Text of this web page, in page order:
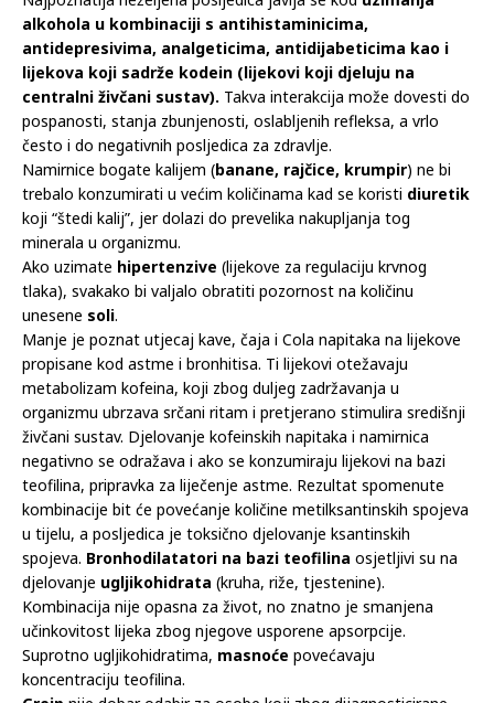
Najpoznatija neželjena posljedica javlja se kod uzimanja
alkohola u kombinaciji s antihistaminicima,
antidepresivima, analgeticima, antidijabeticima kao i
lijekova koji sadrže kodein (lijekovi koji djeluju na
centralni živčani sustav). Takva interakcija može dovesti do
pospanosti, stanja zbunjenosti, oslabljenih refleksa, a vrlo
često i do negativnih posljedica za zdravlje.
Namirnice bogate kalijem (banane, rajčice, krumpir) ne bi
trebalo konzumirati u većim količinama kad se koristi diuretik
koji “štedi kalij”, jer dolazi do prevelika nakupljanja tog
minerala u organizmu.
Ako uzimate hipertenzive (lijekove za regulaciju krvnog
tlaka), svakako bi valjalo obratiti pozornost na količinu
unesene soli.
Manje je poznat utjecaj kave, čaja i Cola napitaka na lijekove
propisane kod astme i bronhitisa. Ti lijekovi otežavaju
metabolizam kofeina, koji zbog duljeg zadržavanja u
organizmu ubrzava srčani ritam i pretjerano stimulira središnji
živčani sustav. Djelovanje kofeinskih napitaka i namirnica
negativno se odražava i ako se konzumiraju lijekovi na bazi
teofilina, pripravka za liječenje astme. Rezultat spomenute
kombinacije bit će povećanje količine metilksantinskih spojeva
u tijelu, a posljedica je toksično djelovanje ksantinskih
spojeva. Bronhodilatatori na bazi teofilina osjetljivi su na
djelovanje ugljikohidrata (kruha, riže, tjestenine).
Kombinacija nije opasna za život, no znatno je smanjena
učinkovitost lijeka zbog njegove usporene apsorpcije.
Suprotno ugljikohidratima, masnoće povećavaju
koncentraciju teofilina.